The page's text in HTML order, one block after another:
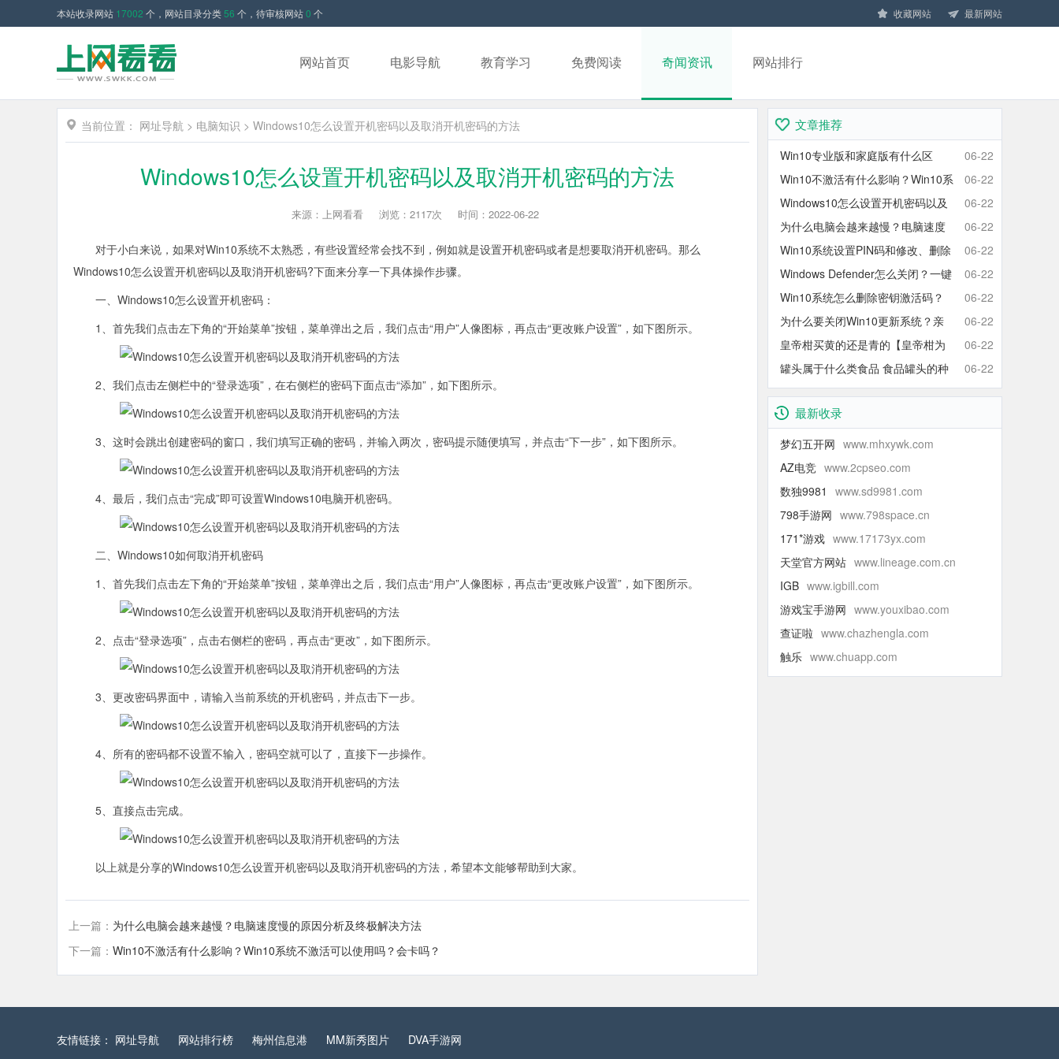
本站收录网站 17002 个，网站目录分类56 个，待审核网站0 个 收藏网站 最新网站
网站首页 电影导航 教育学习 免费阅读 奇闻资讯 网站排行
当前位置： 网址导航 > 电脑知识 > Windows10怎么设置开机密码以及取消开机密码的方法
Windows10怎么设置开机密码以及取消开机密码的方法
来源：上网看看 浏览：2117次 时间：2022-06-22
对于小白来说，如果对Win10系统不太熟悉，有些设置经常会找不到，例如就是设置开机密码或者是想要取消开机密码。那么
Windows10怎么设置开机密码以及取消开机密码?下面来分享一下具体操作步骤。
一、Windows10怎么设置开机密码：
1、首先我们点击左下角的“开始菜单”按钮，菜单弹出之后，我们点击“用户”人像图标，再点击“更改账户设置”，如下图所示。
2、我们点击左侧栏中的“登录选项”，在右侧栏的密码下面点击“添加”，如下图所示。
3、这时会跳出创建密码的窗口，我们填写正确的密码，并输入两次，密码提示随便填写，并点击“下一步”，如下图所示。
4、最后，我们点击“完成”即可设置Windows10电脑开机密码。
二、Windows10如何取消开机密码
1、首先我们点击左下角的“开始菜单”按钮，菜单弹出之后，我们点击“用户”人像图标，再点击“更改账户设置”，如下图所示。
2、点击“登录选项”，点击右侧栏的密码，再点击“更改”，如下图所示。
3、更改密码界面中，请输入当前系统的开机密码，并点击下一步。
4、所有的密码都不设置不输入，密码空就可以了，直接下一步操作。
5、直接点击完成。
以上就是分享的Windows10怎么设置开机密码以及取消开机密码的方法，希望本文能够帮助到大家。
上一篇： 为什么电脑会越来越慢？电脑速度慢的原因分析及终极解决方法
下一篇： Win10不激活有什么影响？Win10系统不激活可以使用吗？会卡吗？
文章推荐
Win10专业版和家庭版有什么区
别？Win10家庭版和专业版区别对
比
06-22
Win10不激活有什么影响？Win10系
统不激活可以使用吗？会卡吗？
06-22
Windows10怎么设置开机密码以及
取消开机密码的方法
06-22
为什么电脑会越来越慢？电脑速度
慢的原因分析及终极解决方法
06-22
Win10系统设置PIN码和修改、删除
取消PIN码的方法
06-22
Windows Defender怎么关闭？一键
彻底关闭Windows Defender方法
06-22
Win10系统怎么删除密钥激活码？
Win10卸载激活密钥的操作方法
06-22
为什么要关闭Win10更新系统？亲
测有效的Win10关闭自动更新方法
06-22
皇帝柑买黄的还是青的【皇帝柑为
什么青的还那么甜】
06-22
罐头属于什么类食品 食品罐头的种
类有哪些
06-22
最新收录
梦幻五开网 www.mhxywk.com
AZ电竞 www.2cpseo.com
数独9981
www.sd9981.com
798手游网 www.798space.cn
171*游戏 www.17173yx.com
天堂官方网站 www.lineage.com.cn
IGB www.igbill.com
游戏宝手游网 www.youxibao.com
查证啦 www.chazhengla.com
触乐 www.chuapp.com
友情链接： 网址导航 网站排行榜 梅州信息港 MM新秀图片 DVA手游网